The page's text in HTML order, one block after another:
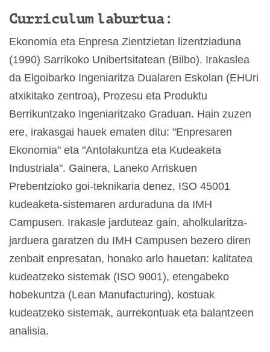
Curriculum laburtua:
Ekonomia eta Enpresa Zientzietan lizentziaduna
(1990) Sarrikoko Unibertsitatean (Bilbo). Irakaslea
da Elgoibarko Ingeniaritza Dualaren Eskolan (EHUri
atxikitako zentroa), Prozesu eta Produktu
Berrikuntzako Ingeniaritzako Graduan. Hain zuzen
ere, irakasgai hauek ematen ditu: "Enpresaren
Ekonomia" eta "Antolakuntza eta Kudeaketa
Industriala". Gainera, Laneko Arriskuen
Prebentzioko goi-teknikaria denez, ISO 45001
kudeaketa-sistemaren arduraduna da IMH
Campusen. Irakasle jarduteaz gain, aholkularitza-
jarduera garatzen du IMH Campusen bezero diren
zenbait enpresatan, honako arlo hauetan: kalitatea
kudeatzeko sistemak (ISO 9001), etengabeko
hobekuntza (Lean Manufacturing), kostuak
kudeatzeko sistemak, aurrekontuak eta balantzeen
analisia.